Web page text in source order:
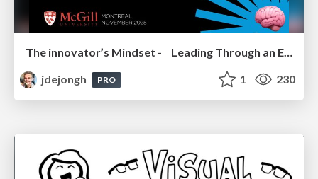
The innovator’s Mindset - Leading Through an Era of Exponential Change - McGill University 2025
jdejongh
PRO 1 230